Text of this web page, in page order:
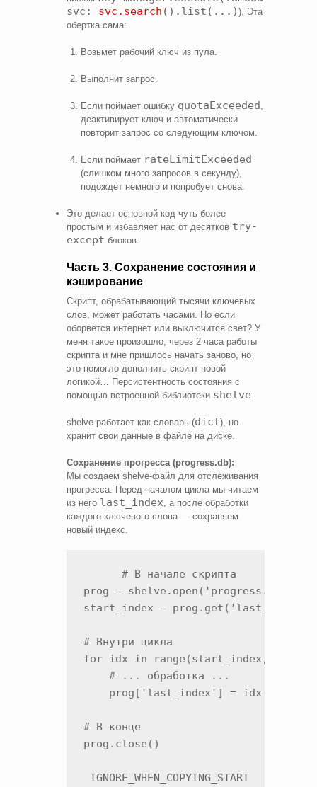
svc: svc.search ().list(...) ). Эта
обертка сама:
Возьмет рабочий ключ из пула.
Выполнит запрос.
Если поймает ошибку quotaExceeded
деактивирует ключ и автоматически
повторит запрос со следующим ключом.
Если поймает rateLimitExceeded
(слишком много запросов в секунду),
подождет немного и попробует снова.
Это делает основной код чуть более
простым и избавляет нас от десятков try-
except блоков.
Часть 3. Сохранение состояния и
кэширование
Скрипт, обрабатывающий тысячи ключевых
слов, может работать часами. Но если
оборвется интернет или выключится свет? У
меня такое произошло, через 2 часа работы
скрипта и мне пришлось начать заново, но
это помогло дополнить скрипт новой
логикой… Персистентность состояния с
помощью встроенной библиотеки shelve
shelve работает как словарь (dict), но
хранит свои данные в файле на диске.
Сохранение прогресса (progress.db):
Мы создаем shelve-файл для отслеживания
прогресса. Перед началом цикла мы читаем
из него last_index , а после обработки
каждого ключевого слова — сохраняем
новый индекс.
      # В начале скрипта
prog = shelve.open('progress.db')
start_index = prog.get('last_index',
# Внутри цикла
for idx in range(start_index,
    # ... обработка ...
prog['last_index'] = idx + 1 #
# В конце
prog.close()
IGNORE_WHEN_COPYING_START